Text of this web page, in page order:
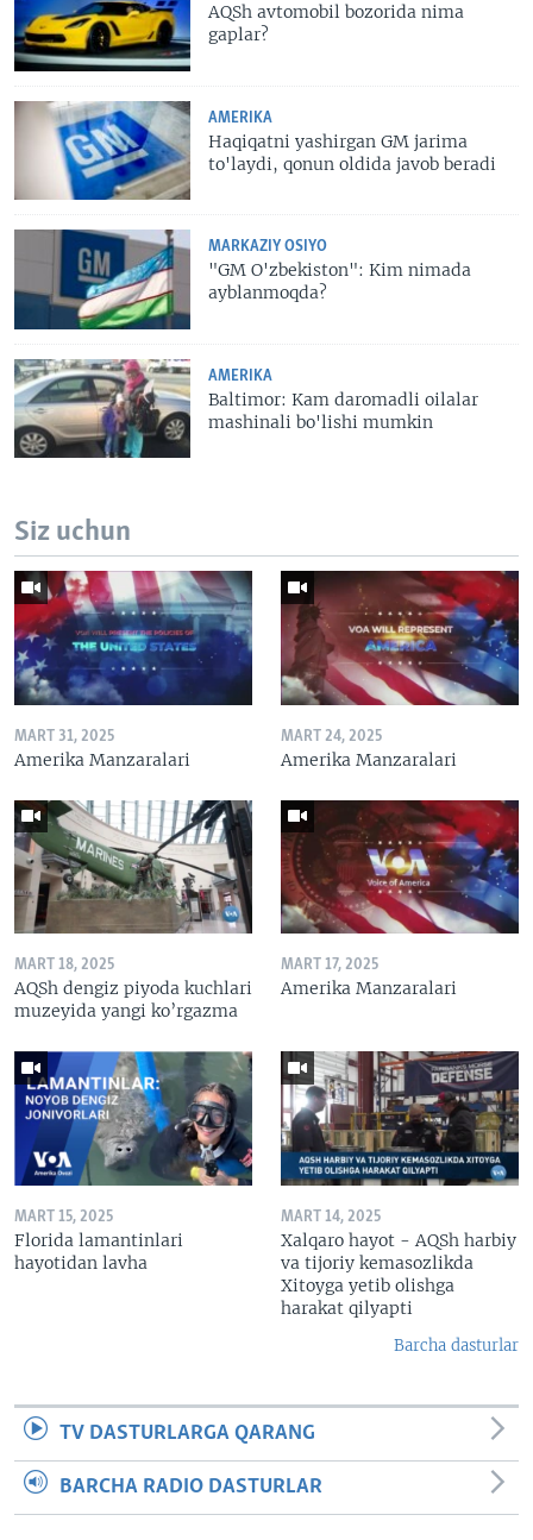
AQSh avtomobil bozorida nima
gaplar?
AMERIKA
Haqiqatni yashirgan GM jarima
to'laydi, qonun oldida javob beradi
MARKAZIY OSIYO
"GM O'zbekiston": Kim nimada
ayblanmoqda?
AMERIKA
Baltimor: Kam daromadli oilalar
mashinali bo'lishi mumkin
Siz uchun
MART 31, 2025
Amerika Manzaralari
MART 24, 2025
Amerika Manzaralari
MART 18, 2025
AQSh dengiz piyoda kuchlari
muzeyida yangi ko’rgazma
MART 17, 2025
Amerika Manzaralari
MART 15, 2025
Florida lamantinlari
hayotidan lavha
MART 14, 2025
Xalqaro hayot - AQSh harbiy
va tijoriy kemasozlikda
Xitoyga yetib olishga
harakat qilyapti
Barcha dasturlar
TV DASTURLARGA QARANG
BARCHA RADIO DASTURLAR